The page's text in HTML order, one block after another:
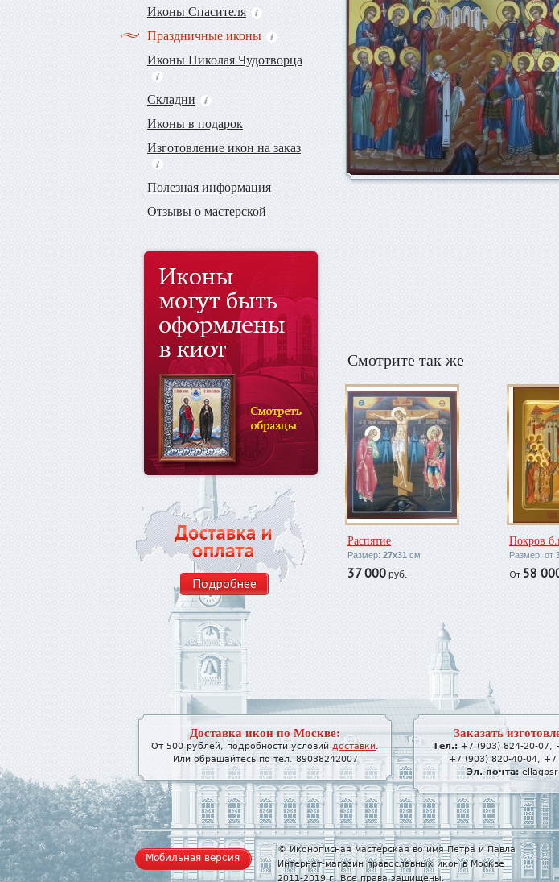
Иконы Спасителя
Праздничные иконы
Иконы Николая Чудотворца
Складни
Иконы в подарок
Изготовление икон на заказ
Полезная информация
Отзывы о мастерской
Подробнее
Смотрите так же
Распятие
Размер: 27х31 см
37 000 руб.
Покров
Размер: от
От 58
Доставка икон по Москве:
От 500 рублей, подробности условийдоставки.
Или обращайтесь по тел. 89038242007
Заказать
Тел.: +7 (903) 824-20-07,
+7 (903) 820-40-04, +7
Эл. почта:
Мобильная версия
© Иконописная мастерская во имя Петра и Павла
Интернет-магазин православных икон в Москве
2011-2019 г. Все права защищены.